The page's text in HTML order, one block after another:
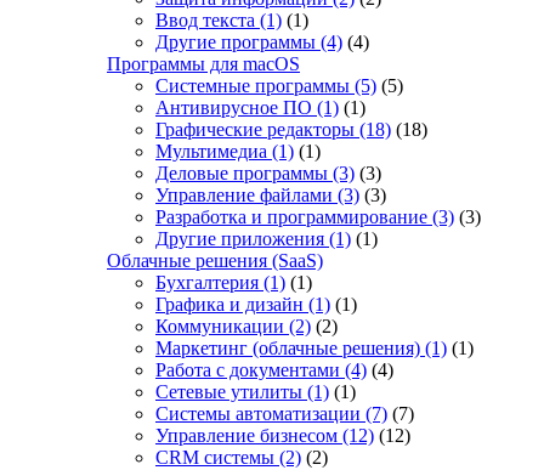
Ввод текста (1) (1)
Другие программы (4) (4)
Программы для macOS
Системные программы (5) (5)
Антивирусное ПО (1) (1)
Графические редакторы (18) (18)
Мультимедиа (1) (1)
Деловые программы (3) (3)
Управление файлами (3) (3)
Разработка и программирование (3) (3)
Другие приложения (1) (1)
Облачные решения (SaaS)
Бухгалтерия (1) (1)
Графика и дизайн (1) (1)
Коммуникации (2) (2)
Маркетинг (облачные решения) (1) (1)
Работа с документами (4) (4)
Сетевые утилиты (1) (1)
Системы автоматизации (7) (7)
Управление бизнесом (12) (12)
CRM системы (2) (2)